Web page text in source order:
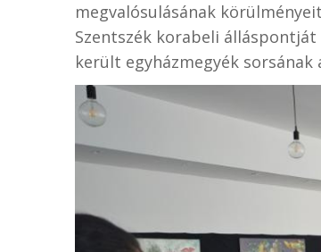
megvalósulásának
Szentszék korabeli
került egyházmegyék